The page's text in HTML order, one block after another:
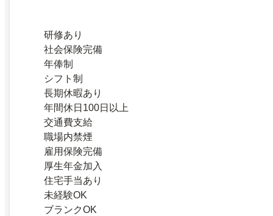
研修あり
社会保険完備
年俸制
シフト制
長期休暇あり
年間休日100日以上
交通費支給
職場内禁煙
雇用保険完備
厚生年金加入
住宅手当あり
未経験OK
ブランクOK